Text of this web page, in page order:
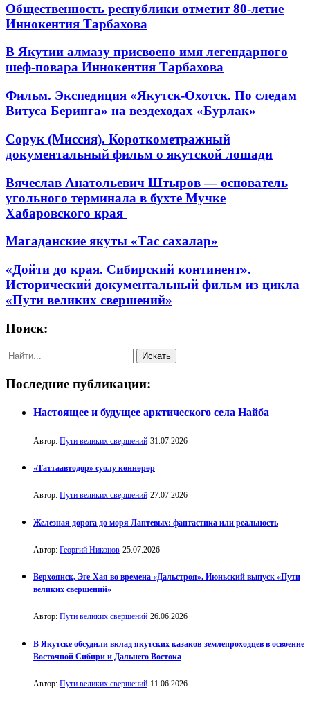
Общественность республики отметит 80-летие
Иннокентия Тарбахова
В Якутии алмазу присвоено имя легендарного
шеф-повара Иннокентия Тарбахова
Фильм. Экспедиция «Якутск-Охотск. По следам
Витуса Беринга» на вездеходах «Бурлак»
Сорук (Миссия). Короткометражный
документальный фильм о якутской лошади
Вячеслав Анатольевич Штыров — основатель
угольного терминала в бухте Мучке
Хабаровского края
Магаданские якуты «Тас сахалар»
«Дойти до края. Сибирский континент».
Исторический документальный фильм из цикла
«Пути великих свершений»
Поиск:
Последние публикации:
Настоящее и будущее арктического села Найба
Автор: Пути великих свершений 31.07.2026
«Таттаавтодор» суолу көннөрөр
Автор: Пути великих свершений 27.07.2026
Железная дорога до моря Лаптевых: фантастика или реальность
Автор: Георгий Никонов 25.07.2026
Верхоянск, Эге-Хая во времена «Дальстроя». Июньский выпуск «Пути
великих свершений»
Автор: Пути великих свершений 26.06.2026
В Якутске обсудили вклад якутских казаков-землепроходцев в освоение
Восточной Сибири и Дальнего Востока
Автор: Пути великих свершений 11.06.2026